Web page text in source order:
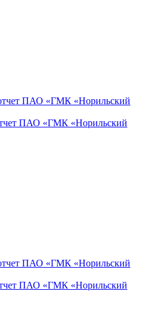
ПАО «ГМК «Норильский
ПАО «ГМК «Норильский
ПАО «ГМК «Норильский
ПАО «ГМК «Норильский